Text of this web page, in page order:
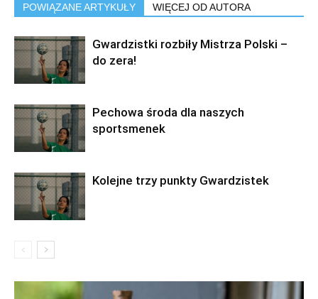
POWIĄZANE ARTYKUŁY WIĘCEJ OD AUTORA
Gwardzistki rozbiły Mistrza Polski –
do zera!
Pechowa środa dla naszych
sportsmenek
Kolejne trzy punkty Gwardzistek